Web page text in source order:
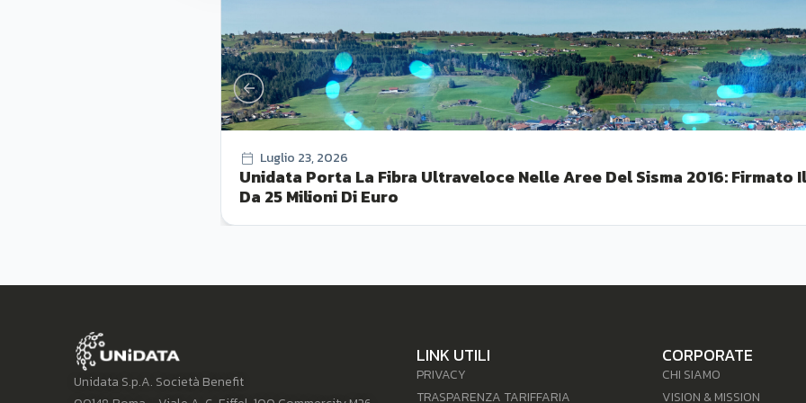
Luglio 23, 2026
Unidata Porta La Fibra Ultraveloce Nelle Aree Del Sisma 2016:
Da 25 Milioni Di Euro
Unidata S.p.A. Società Benefit
LINK UTILI
PRIVACY
TRASPARENZA TARIFFARIA
CORPORATE
CHI SIAMO
VISION & MISSION